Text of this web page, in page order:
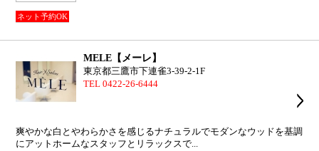
ネット予約OK
MELE【メーレ】
東京都三鷹市下連雀3-39-2-1F
TEL 0422-26-6444
爽やかな白とやわらかさを感じるナチュラルでモダンなウッドを基調
にアットホームなスタッフとリラックスで...